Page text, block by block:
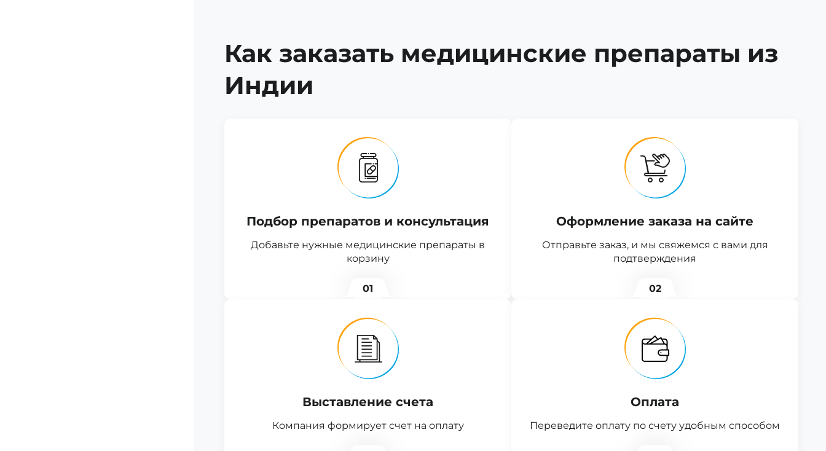
Как заказать медицинские препараты из
Индии
Подбор препаратов и консультация
Добавьте нужные медицинские препараты в
корзину
01
Оформление заказа на сайте
Отправьте заказ, и мы свяжемся с вами для
подтверждения
02
Выставление счета
Компания формирует счет на оплату
Оплата
Переведите оплату по счету удобным способом